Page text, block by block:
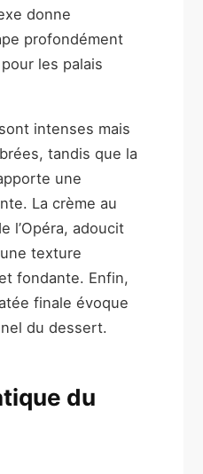
donne
profondément
les palais
intenses mais
tandis que la
une
La crème au
l’Opéra, adoucit
texture
fondante. Enfin,
finale évoque
du dessert.
du